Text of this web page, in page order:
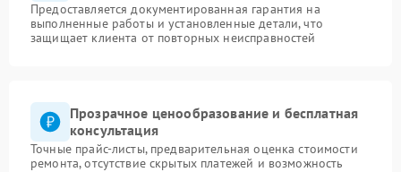
Предоставляется документированная гарантия на
выполненные работы и установленные детали, что
защищает клиента от повторных неисправностей
Прозрачное ценообразование и бесплатная
консультация
Точные прайс-листы, предварительная оценка стоимости
ремонта, отсутствие скрытых платежей и возможность